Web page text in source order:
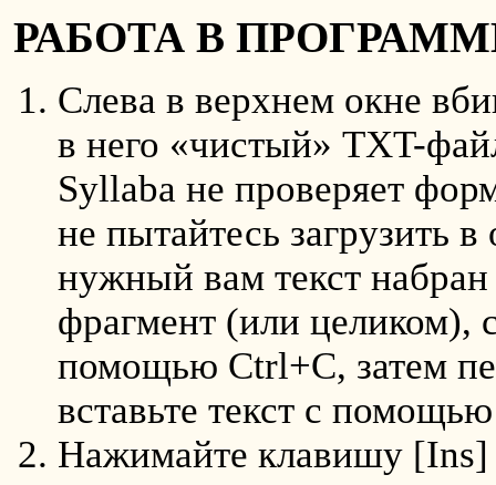
РАБОТА В
Слева в верхнем окне
в него «чистый» TXT-
Syllaba не проверяет
не пытайтесь загрузить
нужный вам текст
фрагмент (или целиком),
помощью Ctrl+C, затем
вставьте текст с
Нажимайте клавишу [Ins]